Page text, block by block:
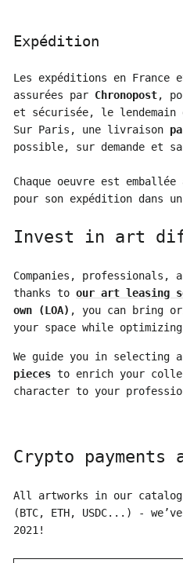
Expédition
Les expéditions en France
assurées par Chronopost,
et sécurisée, le lendemain
Sur Paris, une livraison
possible, sur demande et
Chaque oeuvre est
pour son expédition dans
Invest in art
Companies,
thanks to our art leasing
own (LOA) , you can bring
your space while
We guide you in selecting
pieces to enrich your
character to your
Crypto payments
All artworks in our
(BTC, ETH, USDC...) -
2021!